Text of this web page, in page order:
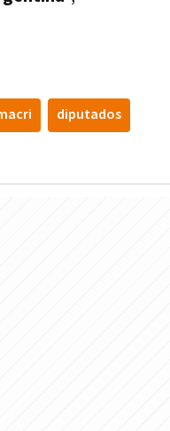
diputados